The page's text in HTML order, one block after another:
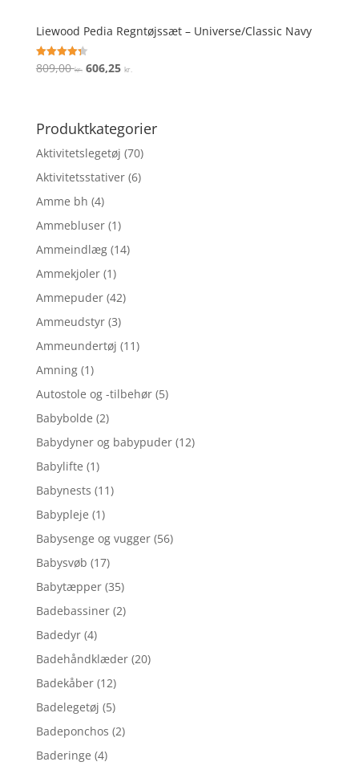
Liewood Pedia Regntøjssæt – Universe/Classic Navy
Vurderet
4.3
809,00kr. Den
var:
809,00 kr..
606,25 kr.
er:
Produktkategorier
Aktivitetslegetøj (70)
Aktivitetsstativer (6)
Amme bh (4)
Ammebluser (1)
Ammeindlæg (14)
Ammekjoler (1)
Ammepuder (42)
Ammeudstyr (3)
Ammeundertøj (11)
Amning (1)
Autostole og -tilbehør (5)
Babybolde (2)
Babydyner og babypuder (12)
Babylifte (1)
Babynests (11)
Babypleje (1)
Babysenge og vugger (56)
Babysvøb (17)
Babytæpper (35)
Badebassiner (2)
Badedyr (4)
Badehåndklæder (20)
Badekåber (12)
Badelegetøj (5)
Badeponchos (2)
Baderinge (4)